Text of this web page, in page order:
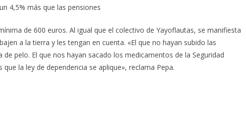
4,5% más que las pensiones
de 600 euros. Al igual que el colectivo de Yayoflautas, se manifiesta
a la tierra y les tengan en cuenta. «El que no hayan subido las
pelo. El que nos hayan sacado los medicamentos de la Seguridad
la ley de dependencia se aplique», reclama Pepa.